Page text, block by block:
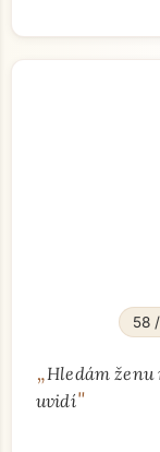
58
„Hledám ženu
uvidí"